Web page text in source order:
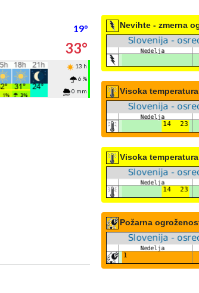
19°
33°
13 h
6 %
0 mm
Nevihte - zmerna
Visoka
Visoka
Požarna